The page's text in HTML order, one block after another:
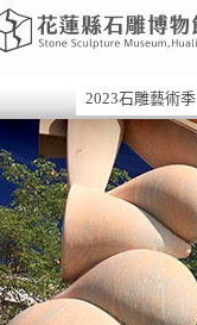
2023石雕藝術季